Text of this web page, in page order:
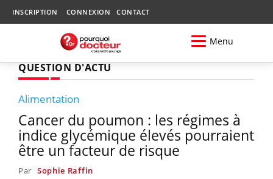
INSCRIPTION CONNEXION CONTACT
Menu
QUESTION D'ACTU
Alimentation
Cancer du poumon : les régimes à
indice glycémique élevés pourraient
être un facteur de risque
Par Sophie Raffin